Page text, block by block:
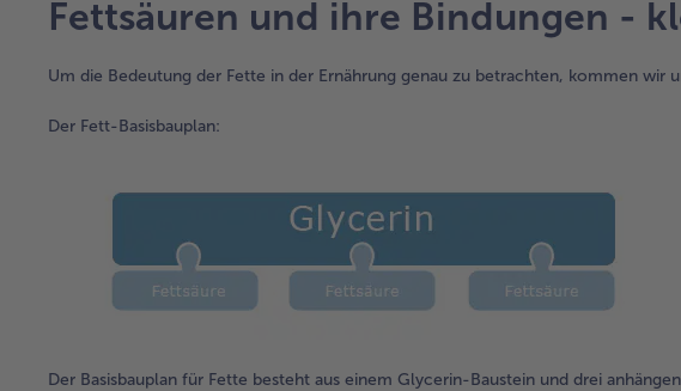
Fettsäuren und ihre Bindungen -
Um die Bedeutung der Fette in der Ernährung genau zu betrachten, kommen wir
Der Fett-Basisbauplan:
Der Basisbauplan für Fette besteht aus einem Glycerin-Baustein und drei